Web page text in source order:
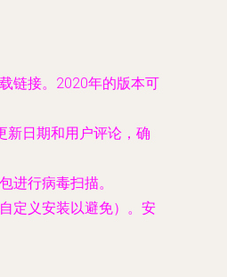
链接。2020年的版本可
新日期和用户评论，确
进行病毒扫描。
定义安装以避免）。安